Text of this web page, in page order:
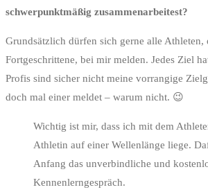
schwerpunktmäßig zusammenarbeitest?
Grundsätzlich dürfen sich gerne alle Athleten,
Fortgeschrittene, bei mir melden. Jedes Ziel
Profis sind sicher nicht meine vorrangige
doch mal einer meldet – warum nicht. 😉
Wichtig ist mir, dass ich mit dem
Athletin auf einer Wellenlänge liege.
Anfang das unverbindliche und
Kennenlerngespräch.